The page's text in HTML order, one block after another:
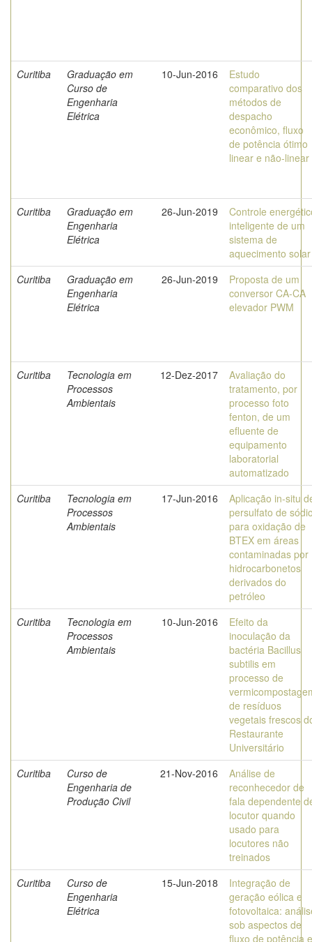
Curitiba
Graduação em
Curso de
Engenharia
Elétrica
10-Jun-2016
Estudo
comparativo dos
métodos de
despacho
econômico, fluxo
de potência ótimo
linear e não-linear
Curitiba
Graduação em
Engenharia
Elétrica
26-Jun-2019
Controle
inteligente de um
sistema de
aquecimento solar
Curitiba
Graduação em
Engenharia
Elétrica
26-Jun-2019
Proposta de um
conversor CA-CA
elevador PWM
Curitiba
Tecnologia em
Processos
Ambientais
12-Dez-2017
Avaliação do
tratamento, por
processo foto
fenton, de um
efluente de
equipamento
laboratorial
automatizado
Curitiba
Tecnologia em
Processos
Ambientais
17-Jun-2016
Aplicação in-situ
persulfato de
para oxidação de
BTEX em áreas
contaminadas por
hidrocarbonetos
derivados do
petróleo
Curitiba
Tecnologia em
Processos
Ambientais
10-Jun-2016
Efeito da
inoculação da
bactéria Bacillus
subtilis em
processo de
de resíduos
vegetais frescos
Restaurante
Universitário
Curitiba
Curso de
Engenharia de
Produção Civil
21-Nov-2016
Análise de
reconhecedor de
fala dependente
locutor quando
usado para
locutores não
treinados
Curitiba
Curso de
Engenharia
Elétrica
15-Jun-2018
Integração de
geração eólica e
fotovoltaica:
sob aspectos de
fluxo de potência e